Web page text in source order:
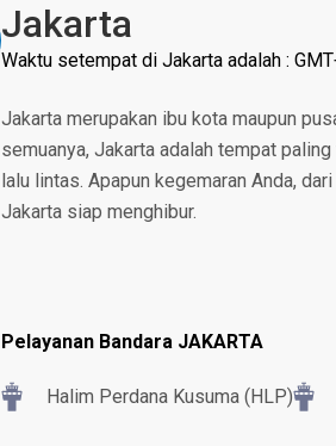
Jakarta
Waktu setempat di Jakarta adalah :
Jakarta merupakan ibu kota maupun
semuanya, Jakarta adalah tempat
lalu lintas. Apapun kegemaran Anda,
Jakarta siap menghibur.
Pelayanan Bandara JAKARTA
Halim Perdana Kusuma (HLP)